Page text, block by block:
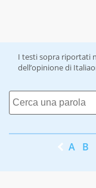
I testi sopra riportati
dell’opinione di
A B